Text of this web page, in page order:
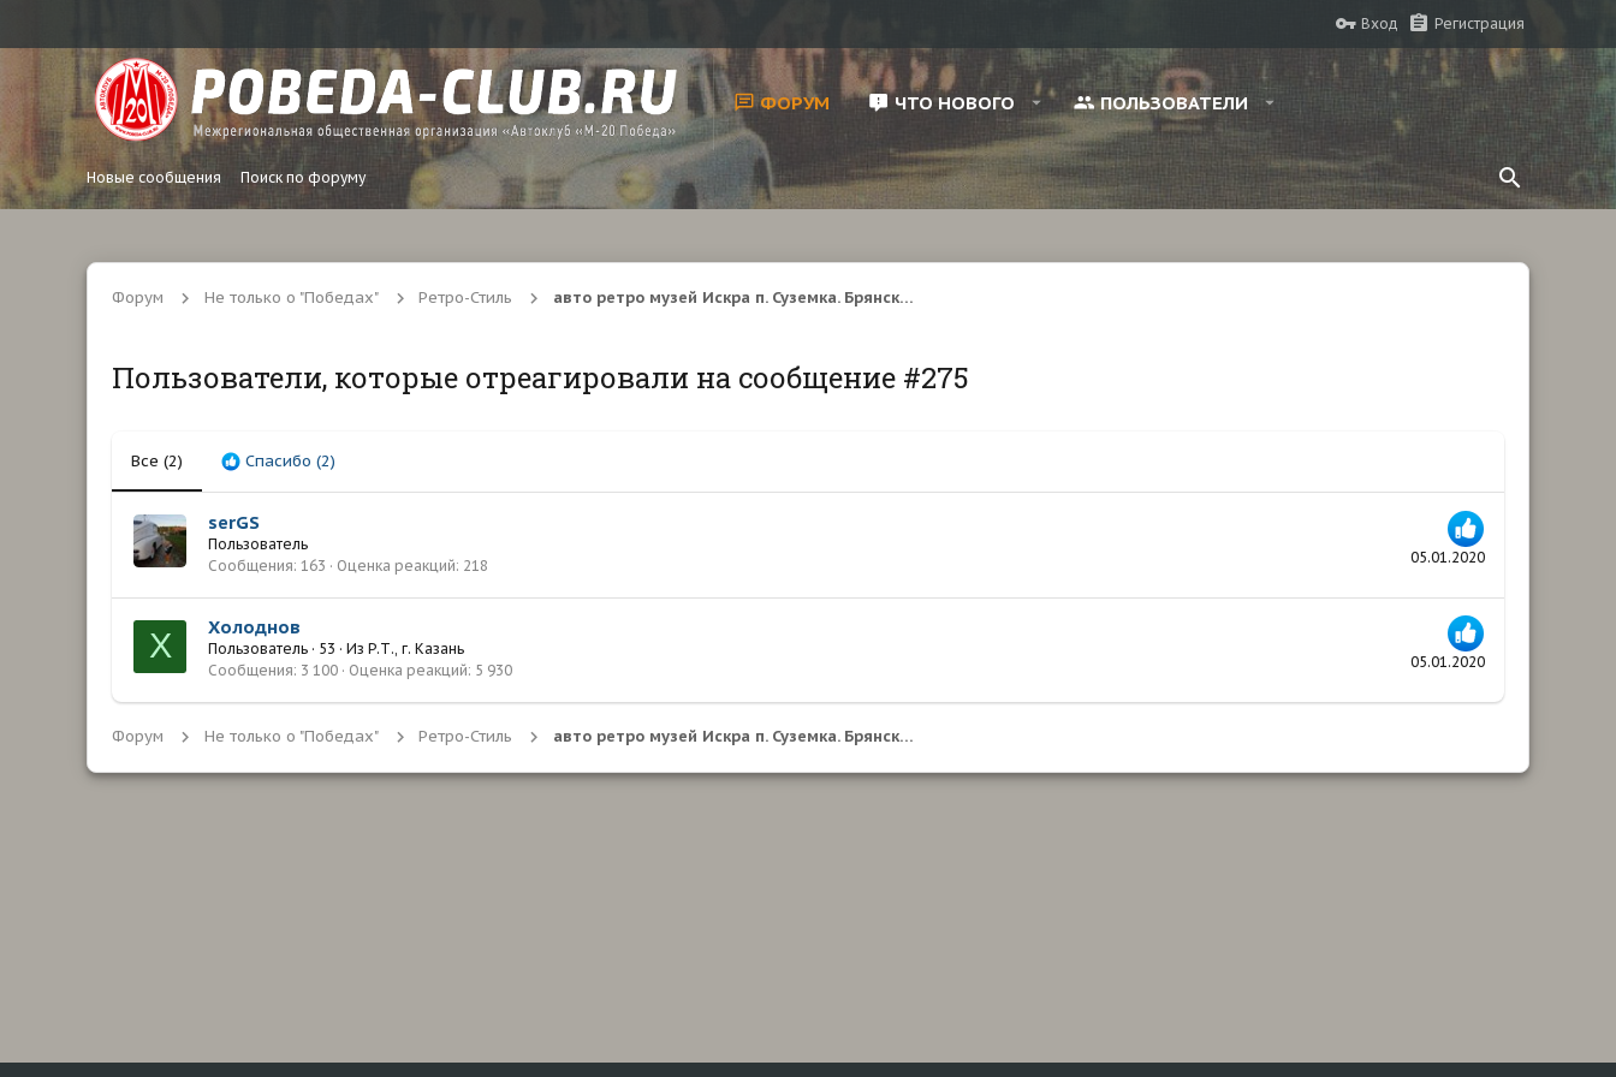
Вход Регистрация
ФОРУМ ЧТО НОВОГО ПОЛЬЗОВАТЕЛИ
Новые сообщения Поиск по форуму
Форум Не только о "Победах" Ретро-Стиль авто ретро музей Искра п. Суземка. Брянская обл. Закрыт. Большая часть передана в г. Почеп
Пользователи, которые отреагировали на сообщение #275
Все (2) Спасибо (2)
05.01.2020
serGS
Пользователь
Сообщения 163 Оценка реакций 218
Х 05.01.2020
Холоднов
Пользователь · 53 · Из Р.Т., г. Казань
Сообщения 3 100 Оценка реакций 5 930
Форум Не только о "Победах" Ретро-Стиль авто ретро музей Искра п. Суземка. Брянская обл. Закрыт. Большая часть передана в г. Почеп